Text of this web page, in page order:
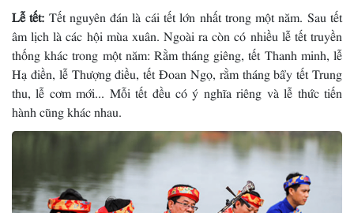
Lễ tết: Tết nguyên đán là cái tết lớn nhất trong một năm. Sau tết
âm lịch là các hội mùa xuân. Ngoài ra còn có nhiều lễ tết truyền
thống khác trong một năm: Rằm tháng giêng, tết Thanh minh, lễ
Hạ điền, lễ Thượng điều, tết Ðoan Ngọ, rằm tháng bẩy tết Trung
thu, lễ cơm mới... Mỗi tết đều có ý nghĩa riêng và lễ thức tiến
hành cũng khác nhau.